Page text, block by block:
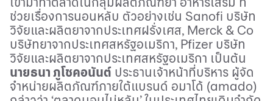
ช่วยเรื่องการนอนหลับ ตัวอย่างเช่น Sanofi บริษัท
วิจัยและผลิตยาจากประเทศฝรั่งเศส, Merck & Co
บริษัทยาจากประเทศสหรัฐอเมริกา, Pfizer บริษัท
วิจัยและผลิตยาจากประเทศสหรัฐอเมริกา เป็นต้น
นายธนา ภูโชคอนันต์ ประธานเจ้าหน้าที่บริหาร ผู้จัด
จำหน่ายผลิตภัณฑ์ภายใต้แบรนด์ อมาโด้ (amado)